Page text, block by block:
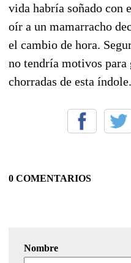
vida habría soñado con
oír a un mamarracho
el cambio de hora.
no tendría motivos para
chorradas de esta índole.
0 COMENTARIOS
Nombre